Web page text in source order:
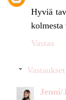
Hyviä
kolmesta
Vastaa
Vastaukset
Jenni/